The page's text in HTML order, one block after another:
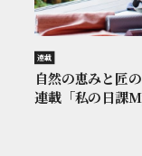
連載
自然の恵みと匠
連載「私の日課